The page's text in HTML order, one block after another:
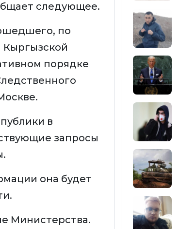
следующее.
по
Кыргызской
порядке
в
запросы
она будет
Министерства.